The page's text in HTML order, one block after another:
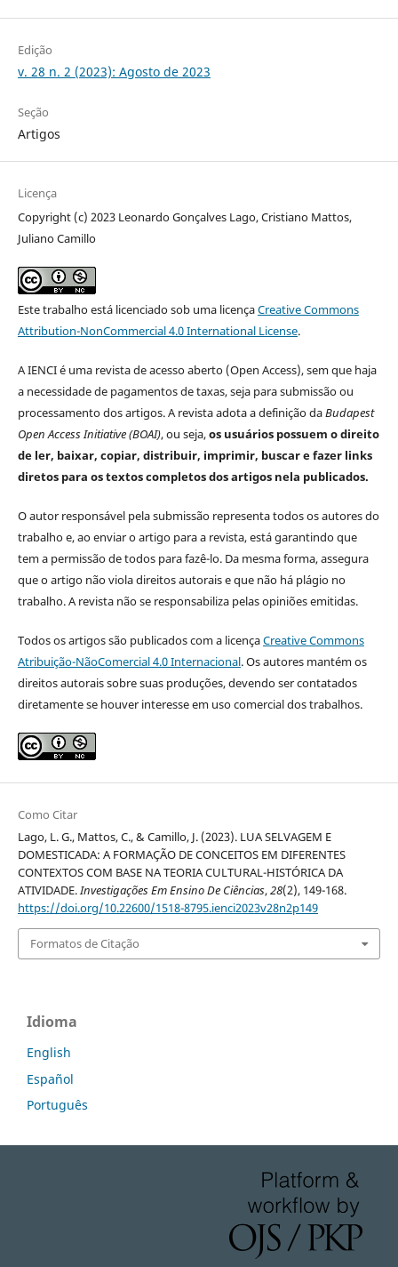
Edição
v. 28 n. 2 (2023): Agosto de 2023
Seção
Artigos
Licença
Copyright (c) 2023 Leonardo Gonçalves Lago, Cristiano Mattos,
Juliano Camillo
Este trabalho está licenciado sob uma licençaCreative Commons
Attribution-NonCommercial 4.0 International License.
A IENCI é uma revista de acesso aberto (Open Access), sem que haja
a necessidade de pagamentos de taxas, seja para submissão ou
processamento dos artigos. A revista adota a definição daBudapest
Open Access Initiative (BOAI), ou seja,os usuários possuem o direito
de ler, baixar, copiar, distribuir, imprimir, buscar e fazer links
diretos para os textos completos dos artigos nela publicados.
O autor responsável pela submissão representa todos os autores do
trabalho e, ao enviar o artigo para a revista, está garantindo que
tem a permissão de todos para fazê-lo. Da mesma forma, assegura
que o artigo não viola direitos autorais e que não há plágio no
trabalho. A revista não se responsabiliza pelas opiniões emitidas.
Todos os artigos são publicados com a licençaCreative Commons
Atribuição-NãoComercial 4.0 Internacional. Os autores mantém os
direitos autorais sobre suas produções, devendo ser contatados
diretamente se houver interesse em uso comercial dos trabalhos.
Como Citar
Lago, L. G., Mattos, C., & Camillo, J. (2023). LUA SELVAGEM E
DOMESTICADA: A FORMAÇÃO DE CONCEITOS EM DIFERENTES
CONTEXTOS COM BASE NA TEORIA CULTURAL-HISTÓRICA DA
ATIVIDADE.Investigações Em Ensino De Ciências,28(2), 149-168.
https://doi.org/10.22600/1518-8795.ienci2023v28n2p149
Formatos de Citação
Idioma
English
Español
Português